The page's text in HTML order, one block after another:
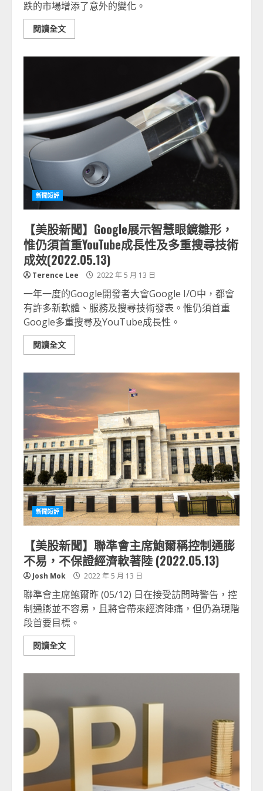
跌的市場增添了意外的變化。
閱讀全文
新聞短評
【美股新聞】Google展示智慧眼鏡雛形，
惟仍須首重YouTube成長性及多重搜尋技術
成效(2022.05.13)
Terence Lee 2022 年 5 月 13 日
一年一度的Google開發者大會Google I/O中，都會
有許多新軟體、服務及搜尋技術發表。惟仍須首重
Google多重搜尋及YouTube成長性。
閱讀全文
新聞短評
【美股新聞】聯準會主席鮑爾稱控制通膨
不易，不保證經濟軟著陸 (2022.05.13)
Josh Mok 2022 年 5 月 13 日
聯準會主席鮑爾昨 (05/12) 日在接受訪問時警告，控
制通膨並不容易，且將會帶來經濟陣痛，但仍為現階
段首要目標。
閱讀全文